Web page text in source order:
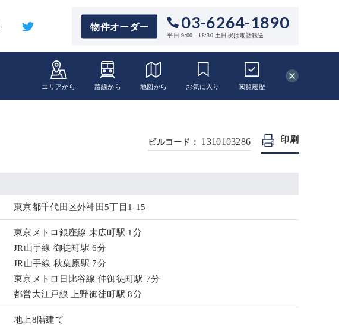
物件オーダー 03-6264-1890
平日 9:00 - 18:30 土日祝は電話転送
エリアから 路線から 地図から お気に入り 閲覧履歴
ビルコード： 1310103286 印刷
東京都千代田区外神田5丁目1-15
東京メトロ銀座線 末広町駅 1分
JR山手線 御徒町駅 6分
JR山手線 秋葉原駅 7分
東京メトロ日比谷線 仲御徒町駅 7分
都営大江戸線 上野御徒町駅 8分
地上8階建て